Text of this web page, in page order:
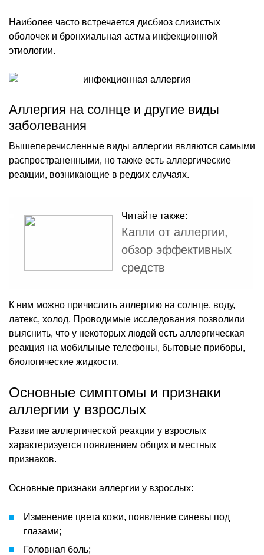
Наиболее часто встречается дисбиоз слизистых
оболочек и бронхиальная астма инфекционной
этиологии.
Аллергия на солнце и другие виды
заболевания
Вышеперечисленные виды аллергии являются самыми
распространенными, но также есть аллергические
реакции, возникающие в редких случаях.
Читайте также:
Капли от аллергии,
обзор эффективных
средств
К ним можно причислить аллергию на солнце, воду,
латекс, холод. Проводимые исследования позволили
выяснить, что у некоторых людей есть аллергическая
реакция на мобильные телефоны, бытовые приборы,
биологические жидкости.
Основные симптомы и признаки
аллергии у взрослых
Развитие аллергической реакции у взрослых
характеризуется появлением общих и местных
признаков.
Основные признаки аллергии у взрослых:
Изменение цвета кожи, появление синевы под
глазами;
Головная боль;